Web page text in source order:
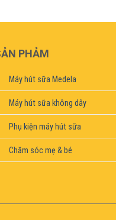
PHẢM
Máy hút sữa Medela
Máy hút sữa không dây
Phụ kiện máy hút sữa
Chăm sóc mẹ & bé